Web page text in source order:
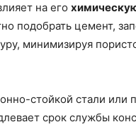
на его
подобрать цемент,
минимизируя
стойкой стали или
срок службы